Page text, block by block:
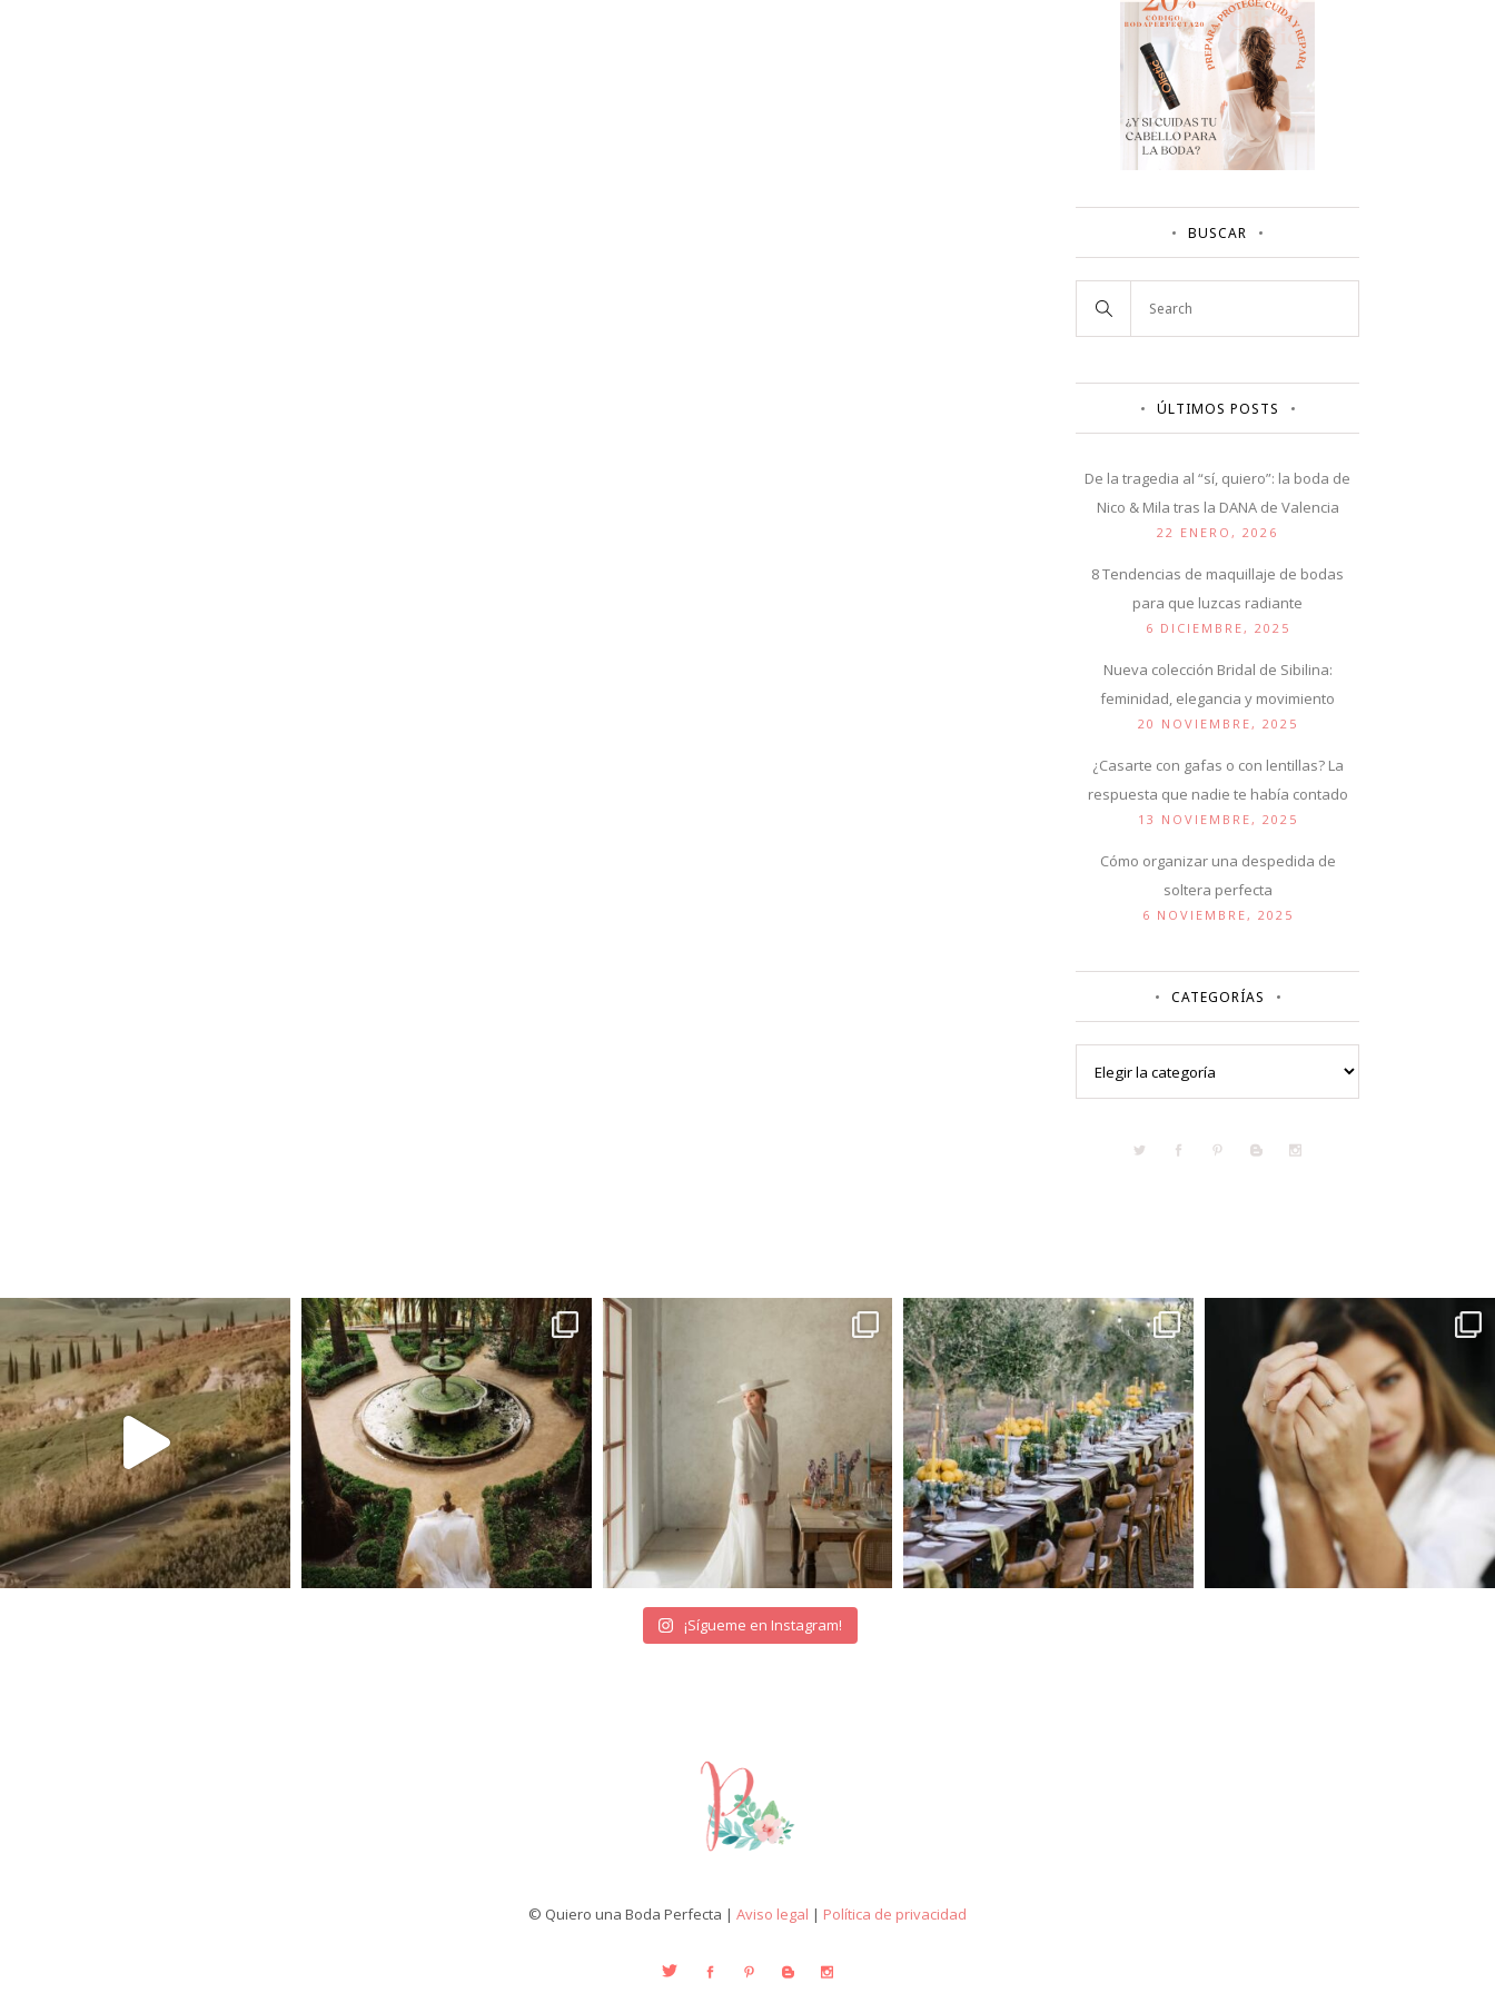
BUSCAR
ÚLTIMOS POSTS
De la tragedia al “sí, quiero”: la boda de
Nico & Mila tras la DANA de Valencia
22 ENERO, 2026
8 Tendencias de maquillaje de bodas
para que luzcas radiante
6 DICIEMBRE, 2025
Nueva colección Bridal de Sibilina:
feminidad, elegancia y movimiento
20 NOVIEMBRE, 2025
¿Casarte con gafas o con lentillas? La
respuesta que nadie te había contado
13 NOVIEMBRE, 2025
Cómo organizar una despedida de
soltera perfecta
6 NOVIEMBRE, 2025
CATEGORÍAS
¡Sígueme en Instagram!
© Quiero una Boda Perfecta | Aviso legal | Política de privacidad